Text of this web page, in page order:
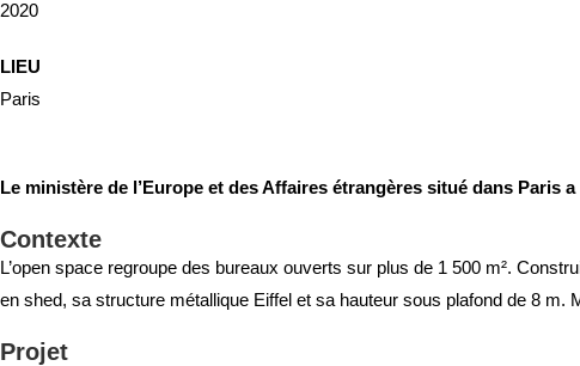
2020
LIEU
Paris
Le ministère de l’Europe et des Affaires étrangères situé dans
Contexte
L’open space regroupe des bureaux ouverts sur plus de 1 500 m².
en shed, sa structure métallique Eiffel et sa hauteur sous plafond de 8 m.
Projet